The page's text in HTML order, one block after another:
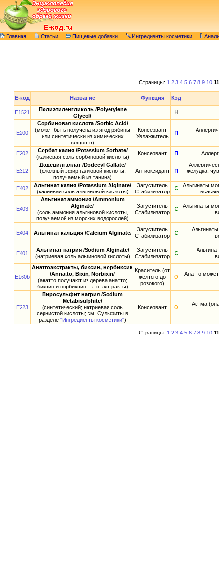
Главная Статьи Пищевые добавки Ингредиенты косметики
Страницы: 1 2 3 4 5 6 7 8 9 10 11
E-код Название Функция Код
E1521
Полиэтиленгликоль /Polyetylene
Glycol/
Н
E200
Сорбиновая кислота /Sorbic Acid/
(может быть получена из ягод рябины
или синтетически из химических
веществ)
Консервант
Увлажнитель
П
E202
Сорбат калия /Potassium Sorbate/
(калиевая соль сорбиновой кислоты)
Консервант П
E312
Додецилгаллат /Dodecyl Gallate/
(сложный эфир галловой кислоты,
получаемый из танина)
Антиоксидант П
желудка;
E402
Альгинат калия /Potassium Alginate/
(калиевая соль альгиновой кислоты)
Загуститель
Стабилизатор
С
Альгинаты
E403
Альгинат аммония /Ammonium
Alginate/
(соль аммония альгиновой кислоты,
получаемой из морских водорослей)
Загуститель
Стабилизатор
С
Альгинаты
E404 Альгинат кальция /Calcium Alginate/
Загуститель
Стабилизатор
С
Альгинаты
E401
Альгинат натрия /Sodium Alginate/
(натриевая соль альгиновой кислоты)
Загуститель
Стабилизатор
С
E160b
Анаттоэкстракты, биксин, норбиксин
/Annatto, Bixin, Norbixin/
(анатто получают из дерева анатто;
биксин и норбиксин - это экстракты)
Краситель (от
желтого до
розового)
О Анатто
E223
Пиросульфит натрия /Sodium
Metabisulphite/
(синтетический; натриевая соль
сернистой кислоты; см. Сульфиты в
разделе "Ингредиенты косметики")
Консервант О
Астма
Страницы: 1 2 3 4 5 6 7 8 9 10 11